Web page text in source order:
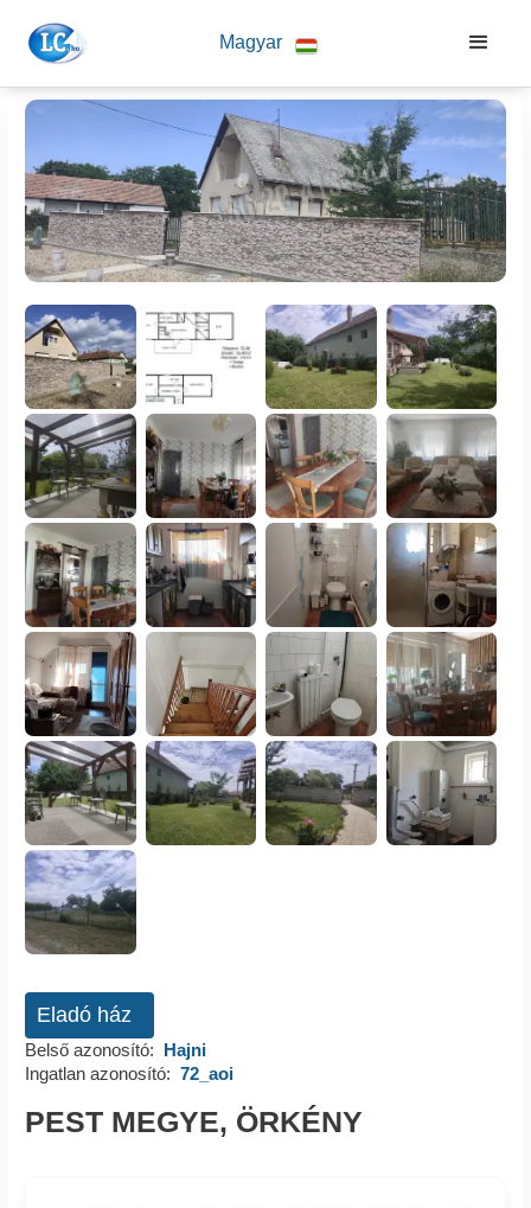
Magyar
Eladó ház
Belső azonosító: Hajni
Ingatlan azonosító: 72_aoi
PEST MEGYE, ÖRKÉNY